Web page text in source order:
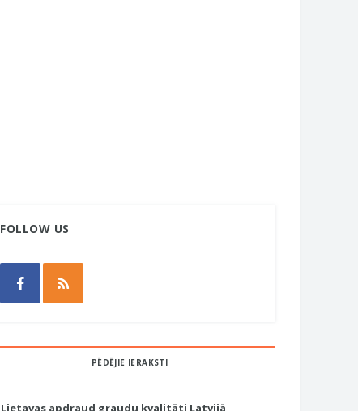
FOLLOW US
PĒDĒJIE IERAKSTI
Lietavas apdraud graudu kvalitāti Latvijā